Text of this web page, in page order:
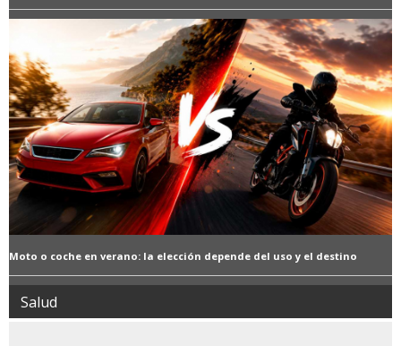
Moto o coche en verano: la elección depende del uso y el destino
Salud